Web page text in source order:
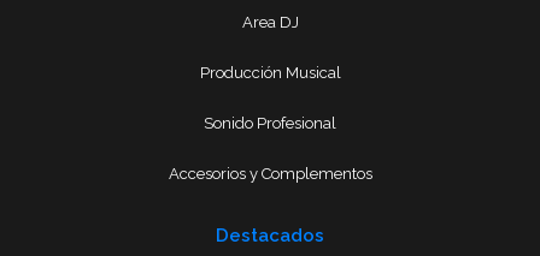
Area DJ
Producción Musical
Sonido Profesional
Accesorios y Complementos
Destacados